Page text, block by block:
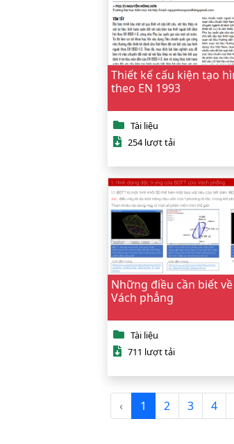
Thiết kế cấu kiện tạo
theo EN 1993
Tài liệu
254 lượt tải
Những điều cần biết về
Vách phẳng
Tài liệu
711 lượt tải
‹ 1 2 3 4